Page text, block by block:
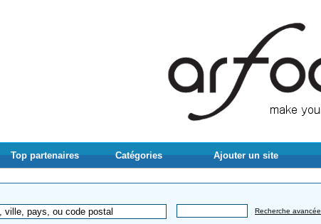
Top partenaires Catégories Ajouter un site
Recherche avancée